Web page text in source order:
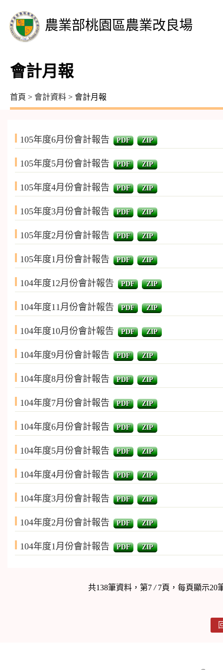
農業部桃園區農業改良場
會計月報
首頁 > 會計資料 > 會計月報
105年度6月份會計報告 PDF ZIP
105年度5月份會計報告 PDF ZIP
105年度4月份會計報告 PDF ZIP
105年度3月份會計報告 PDF ZIP
105年度2月份會計報告 PDF ZIP
105年度1月份會計報告 PDF ZIP
104年度12月份會計報告 PDF ZIP
104年度11月份會計報告 PDF ZIP
104年度10月份會計報告 PDF ZIP
104年度9月份會計報告 PDF ZIP
104年度8月份會計報告 PDF ZIP
104年度7月份會計報告 PDF ZIP
104年度6月份會計報告 PDF ZIP
104年度5月份會計報告 PDF ZIP
104年度4月份會計報告 PDF ZIP
104年度3月份會計報告 PDF ZIP
104年度2月份會計報告 PDF ZIP
104年度1月份會計報告 PDF ZIP
共138筆資料，第7/7頁，每頁顯示20